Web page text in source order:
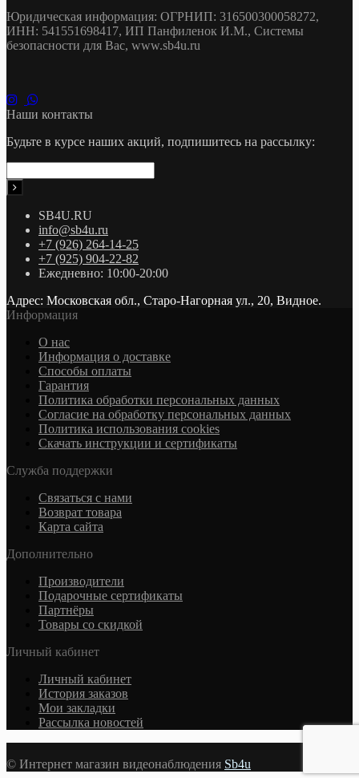
Юридическая информация: ОГРНИП: 316500300058272,
ИНН: 541551698417, ИП Панфиленок И.М., Системы
безопасности для Вас, www.sb4u.ru
Наши контакты
Будьте в курсе наших акций, подпишитесь на рассылку:
SB4U.RU
info@sb4u.ru
+7 (926) 264-14-25
+7 (925) 904-22-82
Ежедневно: 10:00-20:00
Адрес: Московская обл., Старо-Нагорная ул., 20, Видное.
Информация
О нас
Информация о доставке
Cпособы оплаты
Гарантия
Политика обработки персональных данных
Согласие на обработку персональных данных
Политика использования cookies
Скачать инструкции и сертификаты
Служба поддержки
Связаться с нами
Возврат товара
Карта сайта
Дополнительно
Производители
Подарочные сертификаты
Партнёры
Товары со скидкой
Личный кабинет
Личный кабинет
История заказов
Мои закладки
Рассылка новостей
© Интернет магазин видеонаблюдения Sb4u